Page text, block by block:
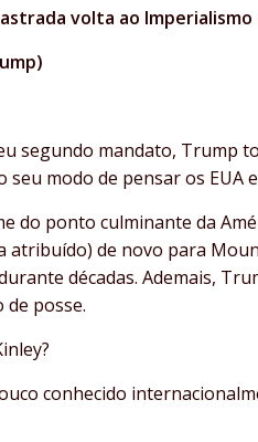
volta ao Imperialismo
segundo mandato, Trump
seu modo de pensar os EUA
do ponto culminante da
atribuído) de novo para
décadas. Ademais,
de posse.
conhecido